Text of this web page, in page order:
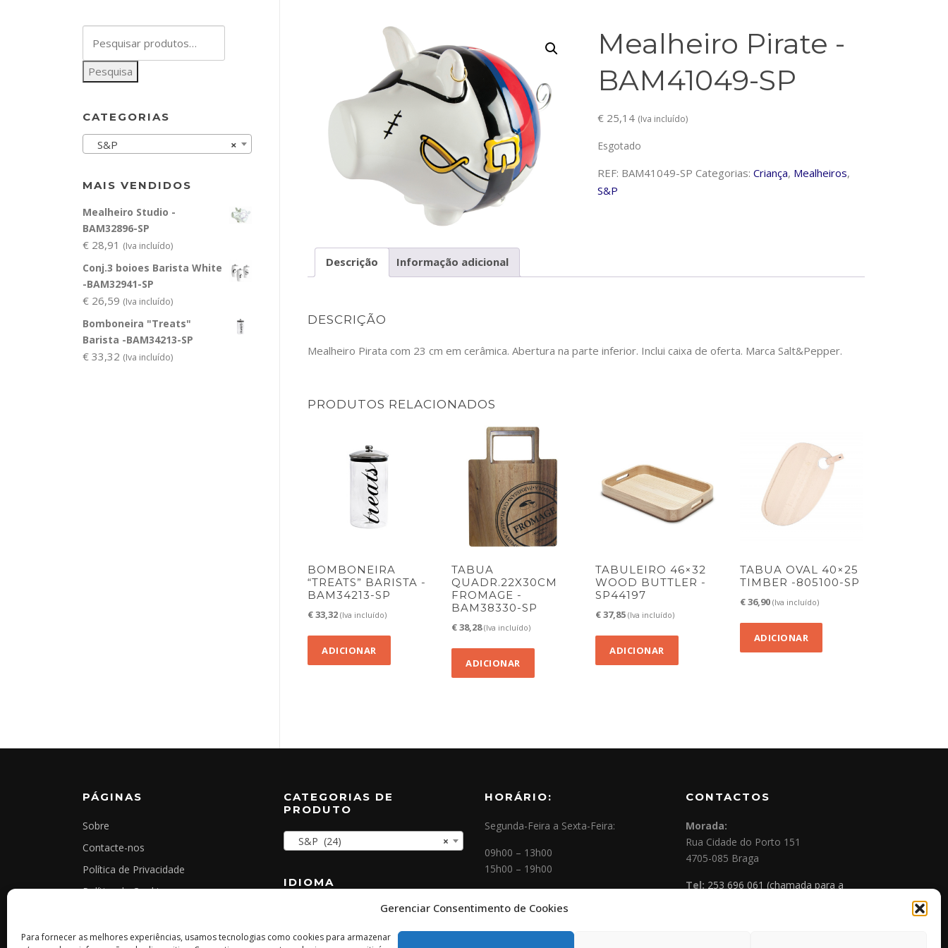
Gerenciar Consentimento de Cookies
Para fornecer as melhores experiências, usamos tecnologias como cookies para armazenar
Mealheiro Pirate -
BAM41049-SP
€25,14 (Iva incluído)
Esgotado
REF: BAM41049-SP Categorias: Criança, Mealheiros,
S&P
Descrição Informação adicional
DESCRIÇÃO
Mealheiro Pirata com 23 cm em cerâmica. Abertura na parte inferior. Inclui caixa de oferta. Marca Salt&Pepper.
PRODUTOS RELACIONADOS
BOMBONEIRA
“TREATS” BARISTA -
BAM34213-SP
€33,32 (Iva incluído)
ADICIONAR
TABUA
QUADR.22X30CM
FROMAGE -
BAM38330-SP
€38,28 (Iva incluído)
ADICIONAR
TABULEIRO 46×32
WOOD BUTTLER -
SP44197
€37,85 (Iva incluído)
ADICIONAR
TABUA OVAL 40×25
TIMBER -805100-SP
€36,90 (Iva incluído)
ADICIONAR
por:
Pesquisa
CATEGORIAS
×
S&P
MAIS VENDIDOS
Mealheiro Studio -
BAM32896-SP
€ 28,91 (Iva incluído)
Conj.3 boioes Barista White
-BAM32941-SP
€ 26,59 (Iva incluído)
Bomboneira "Treats"
Barista -BAM34213-SP
€ 33,32 (Iva incluído)
PÁGINAS
Sobre
Contacte-nos
Política de Privacidade
Política de Cookies
Livro de Reclamações Online
CATEGORIAS DE
PRODUTO
×
S&P (24)
IDIOMA
HORÁRIO:
Segunda-Feira a Sexta-Feira:
09h00 – 13h00
15h00 – 19h00
CONTACTOS
Morada:
Rua Cidade do Porto 151
4705-085 Braga
Tel: 253 696 061 (chamada para a